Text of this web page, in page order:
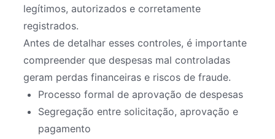
legítimos, autorizados e corretamente
registrados.
Antes de detalhar esses controles, é importante
compreender que despesas mal controladas
geram perdas financeiras e riscos de fraude.
Processo formal de aprovação de despesas
Segregação entre solicitação, aprovação e
pagamento